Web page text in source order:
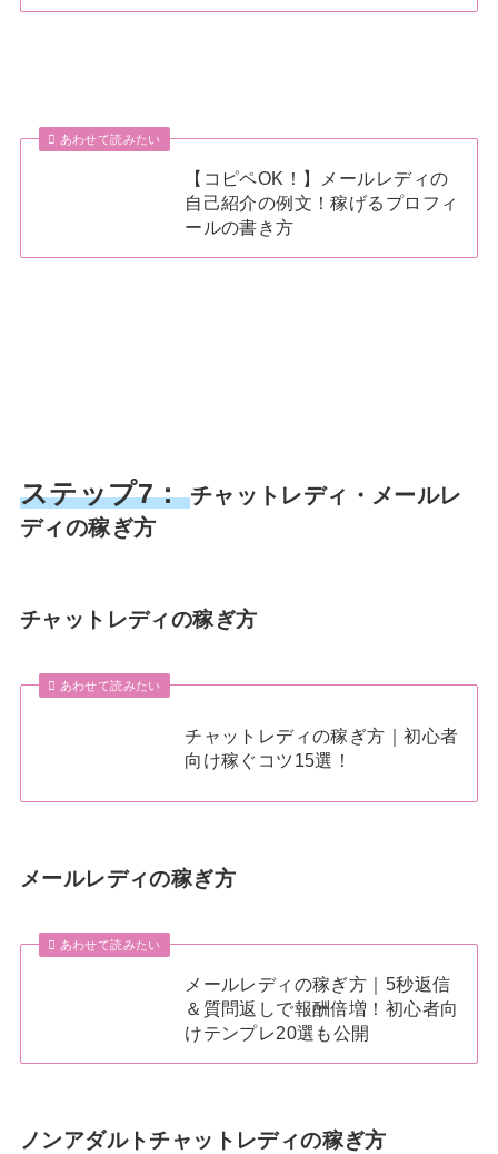
あわせて読みたい
【コピペOK！】メールレディの
自己紹介の例文！稼げるプロフィ
ールの書き方
ステップ7： チャットレディ・メールレ
ディの稼ぎ方
チャットレディの稼ぎ方
あわせて読みたい
チャットレディの稼ぎ方｜初心者
向け稼ぐコツ15選！
メールレディの稼ぎ方
あわせて読みたい
メールレディの稼ぎ方｜5秒返信
＆質問返しで報酬倍増！初心者向
けテンプレ20選も公開
ノンアダルトチャットレディの稼ぎ方